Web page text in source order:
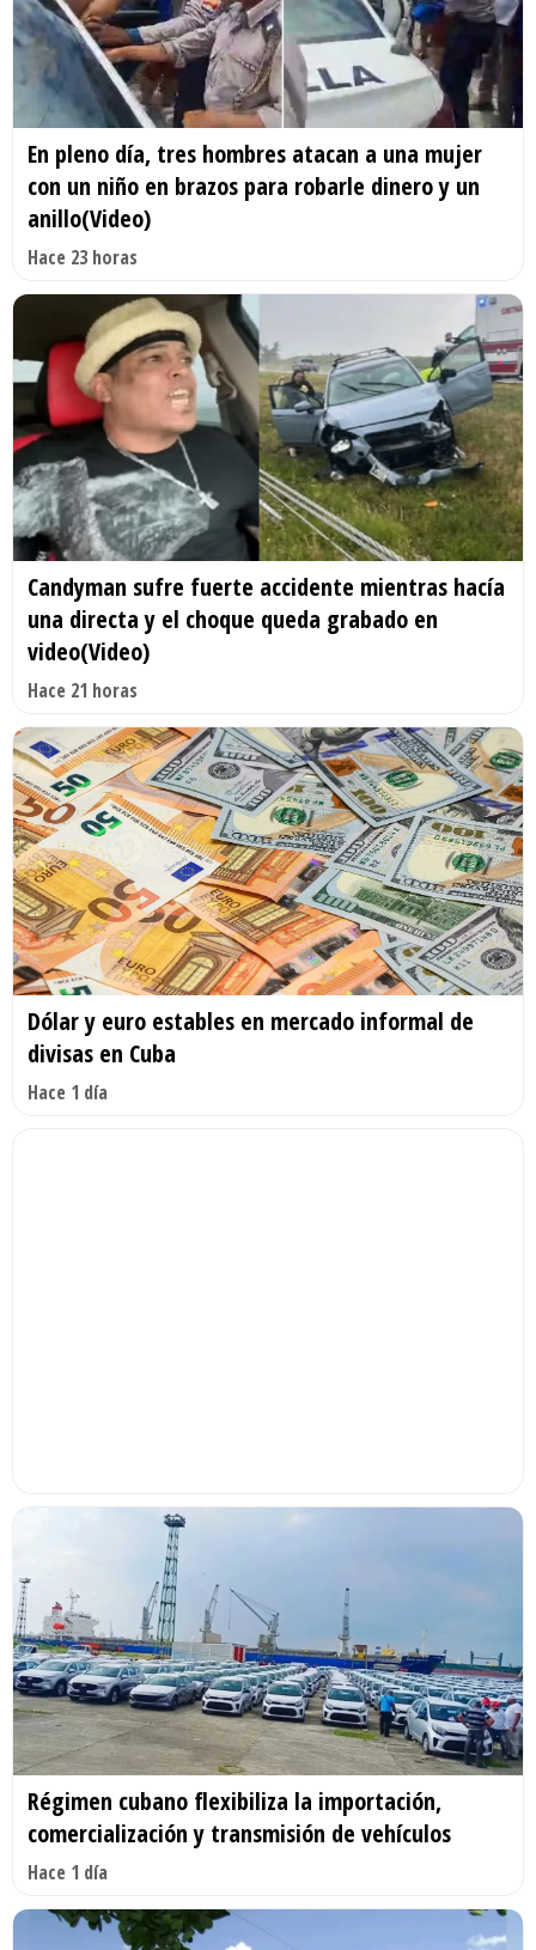
En pleno día, tres hombres atacan a una mujer
con un niño en brazos para robarle dinero y un
anillo(Video)
Hace 23 horas
Candyman sufre fuerte accidente mientras hacía
una directa y el choque queda grabado en
video(Video)
Hace 21 horas
Dólar y euro estables en mercado informal de
divisas en Cuba
Hace 1 día
Régimen cubano flexibiliza la importación,
comercialización y transmisión de vehículos
Hace 1 día